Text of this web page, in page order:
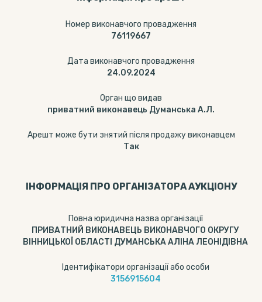
Номер виконавчого провадження
76119667
Дата виконавчого провадження
24.09.2024
Орган що видав
приватний виконавець Думанська А.Л.
Арешт може бути знятий після продажу виконавцем
Так
ІНФОРМАЦІЯ ПРО ОРГАНІЗАТОРА АУКЦІОНУ
Повна юридична назва організації
ПРИВАТНИЙ ВИКОНАВЕЦЬ ВИКОНАВЧОГО ОКРУГУ
ВІННИЦЬКОЇ ОБЛАСТІ ДУМАНСЬКА АЛІНА ЛЕОНІДІВНА
Ідентифікатори організації або особи
3156915604